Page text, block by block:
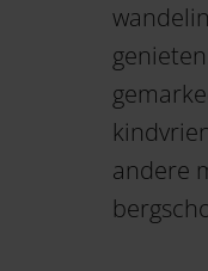
andere